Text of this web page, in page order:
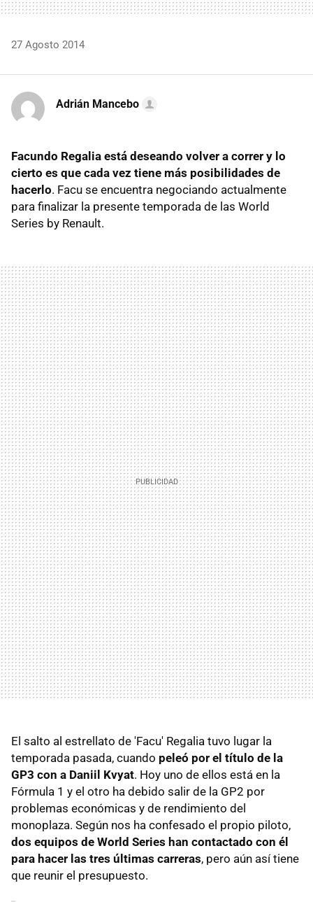
27 Agosto 2014
Adrián Mancebo
Facundo Regalia está deseando volver a correr y lo
cierto es que cada vez tiene más posibilidades de
hacerlo. Facu se encuentra negociando actualmente
para finalizar la presente temporada de las World
Series by Renault.
El salto al estrellato de 'Facu' Regalia tuvo lugar la
temporada pasada, cuando peleó por el título de la
GP3 con a Daniil Kvyat. Hoy uno de ellos está en la
Fórmula 1 y el otro ha debido salir de la GP2 por
problemas económicas y de rendimiento del
monoplaza. Según nos ha confesado el propio piloto,
dos equipos de World Series han contactado con él
para hacer las tres últimas carreras, pero aún así tiene
que reunir el presupuesto.